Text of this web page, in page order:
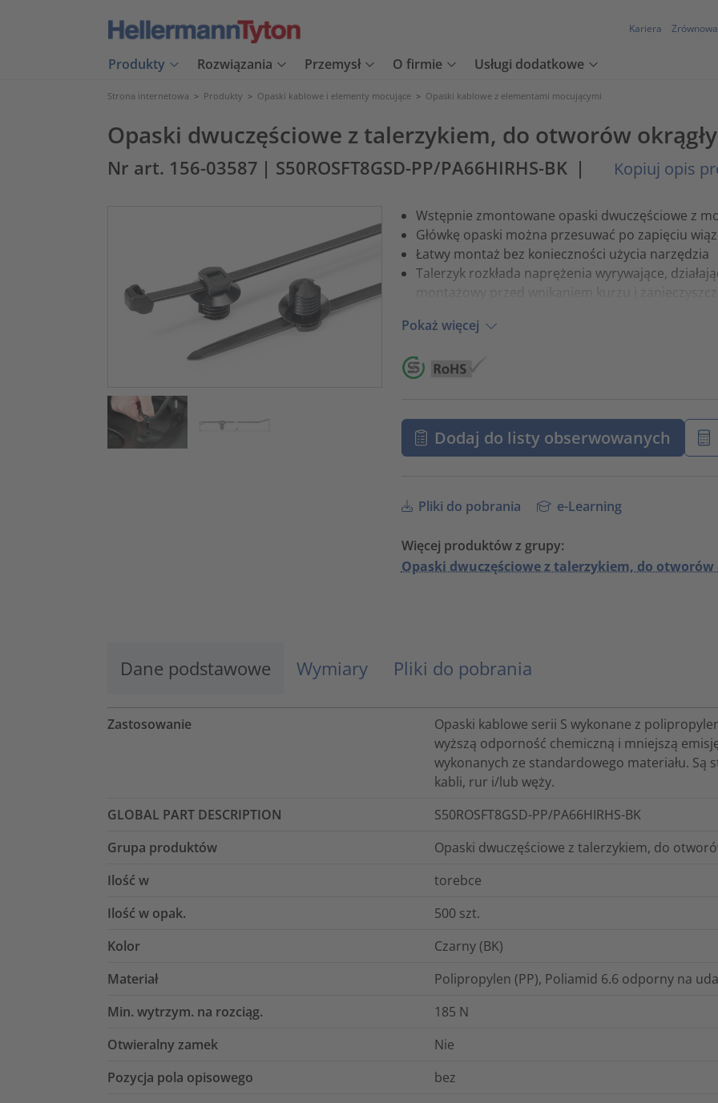
Kariera
Produkty Rozwiązania Przemysł O firmie Usługi dodatkowe
Strona internetowa > Produkty > Opaski kablowe i elementy mocujące > Opaski kablowe z elementami mocującymi
Opaski dwuczęściowe z talerzykiem, do otworów
Nr art. 156-03587 | S50ROSFT8GSD-PP/PA66HIRHS-BK | Kopiuj opis
Wstępnie zmontowane opaski dwuczęściowe z
Główkę opaski można przesuwać po zapięciu
Łatwy montaż bez konieczności użycia narzędzia
Talerzyk rozkłada naprężenia wyrywające,
montażowy przed wnikaniem kurzu i
Pokaż więcej
Dodaj do listy obserwowanych
Pliki do pobrania e-Learning
Więcej produktów z grupy:
Opaski dwuczęściowe z talerzykiem, do otworów
Dane podstawowe Wymiary Pliki do pobrania
Zastosowanie
Opaski kablowe serii S wykonane z
wyższą odporność chemiczną i mniejszą
wykonanych ze standardowego materiału. Są
kabli, rur i/lub węży.
GLOBAL PART DESCRIPTION
S50ROSFT8GSD-PP/PA66HIRHS-BK
Grupa produktów
Opaski dwuczęściowe z talerzykiem, do
Ilość w
torebce
Ilość w opak.
500 szt.
Kolor
Czarny (BK)
Materiał
Polipropylen (PP), Poliamid 6.6 odporny na
Min. wytrzym. na rozciąg.
185 N
Otwieralny zamek
Nie
Pozycja pola opisowego
bez